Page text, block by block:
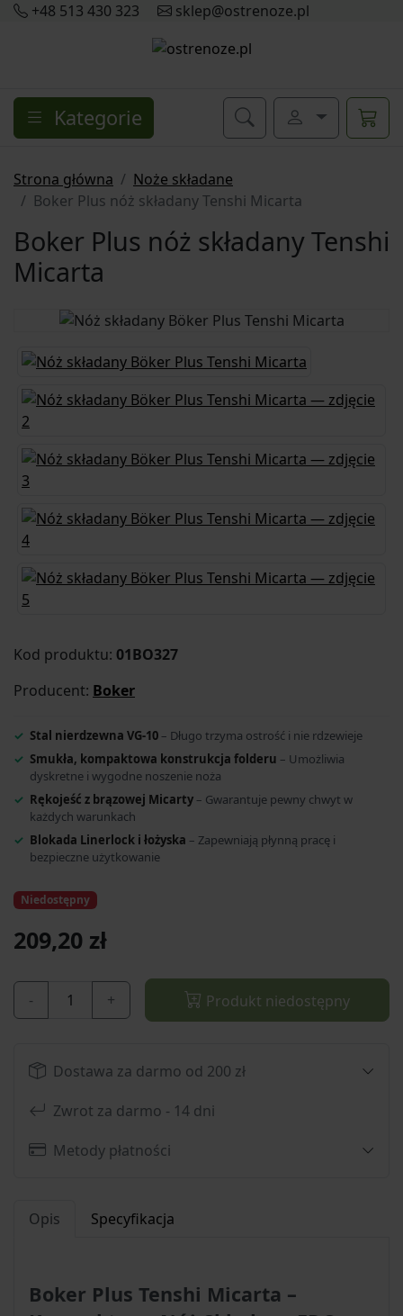
+48 513 430 323 sklep@ostrenoze.pl
Kategorie
Strona główna
Noże składane
Boker Plus nóż składany Tenshi Micarta
Boker Plus nóż składany Tenshi
Micarta
Kod produktu: 01BO327
Producent: Boker
Stal nierdzewna VG-10 – Długo trzyma ostrość i nie rdzewieje
Smukła, kompaktowa konstrukcja folderu – Umożliwia
dyskretne i wygodne noszenie noża
Rękojeść z brązowej Micarty – Gwarantuje pewny chwyt w
każdych warunkach
Blokada Linerlock i łożyska – Zapewniają płynną pracę i
bezpieczne użytkowanie
Niedostępny
209,20 zł
- + Produkt niedostępny
Dostawa za darmo od 200 zł
Zwrot za darmo - 14 dni
Metody płatności
Opis Specyfikacja
Boker Plus Tenshi Micarta –